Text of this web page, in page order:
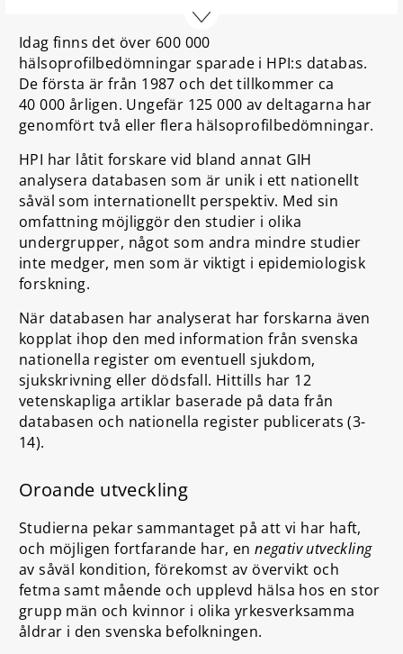
Det ska påpekas att detta Health Profile Institutes
databas, trots sin storlek, inte är ett slumpmässigt och
representativt urval av vuxen svensk befolkning. En
enkel slutsats är ändå att fysiologisk och medicinsk
status i vuxen svensk befolkning troligen inte är bättre
än den som redovisas i våra publicerade artiklar.
Samband mellan olika faktorer och utfall är mer
allmängiltiga.
Idag finns det över 600 000
hälsoprofilbedömningar sparade i HPI:s databas.
De första är från 1987 och det tillkommer ca
40 000 årligen. Ungefär 125 000 av deltagarna har
genomfört två eller flera hälsoprofilbedömningar.
HPI har låtit forskare vid bland annat GIH
analysera databasen som är unik i ett nationellt
såväl som internationellt perspektiv. Med sin
omfattning möjliggör den studier i olika
undergrupper, något som andra mindre studier
inte medger, men som är viktigt i epidemiologisk
forskning.
När databasen har analyserat har forskarna även
kopplat ihop den med information från svenska
nationella register om eventuell sjukdom,
sjukskrivning eller dödsfall. Hittills har 12
vetenskapliga artiklar baserade på data från
databasen och nationella register publicerats (3-
14).
Oroande utveckling
Studierna pekar sammantaget på att vi har haft,
och möjligen fortfarande har, ennegativ utveckling
av såväl kondition, förekomst av övervikt och
fetma samt mående och upplevd hälsa hos en stor
grupp män och kvinnor i olika yrkesverksamma
åldrar i den svenska befolkningen.